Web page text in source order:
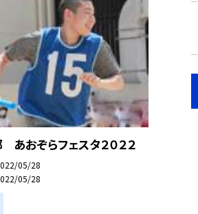
あおぞらフェスタ２０２２
05/28
05/28